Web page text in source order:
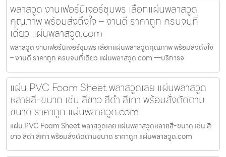
พลาสวูด งานเฟอร์นิเจอร์ชุมพร เลือกแผ่นพลาสวูด
คุณภาพ พร้อมส่งถึงใจ – งานดี ราคาถูก ครบจบที่
เดียว แผ่นพลาสวูด.com
พลาสวูด งานเฟอร์นิเจอร์ชุมพร เลือกแผ่นพลาสวูดคุณภาพ พร้อมส่งถึงใจ
– งานดี ราคาถูก ครบจบที่เดียว แผ่นพลาสวูด.com —บริการจ
แผ่น PVC Foam Sheet พลาสวูดเลย แผ่นพลาสวูด
หลายสี-ขนาด เช่น สีขาว สีดำ สีเทา พร้อมสั่งตัดตาม
ขนาด ราคาถูก แผ่นพลาสวูด.com
แผ่น PVC Foam Sheet พลาสวูดเลย แผ่นพลาสวูดหลายสี-ขนาด เช่น สี
ขาว สีดำ สีเทา พร้อมสั่งตัดตามขนาด ราคาถูก แผ่นพลาสวูด.com